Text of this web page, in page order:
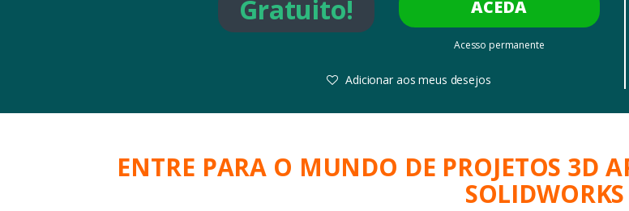
ACEDA
Acesso permanente
Gratuito!
Adicionar aos meus desejos
ENTRE PARA O MUNDO DE PROJETOS 3D
SOLIDWORKS